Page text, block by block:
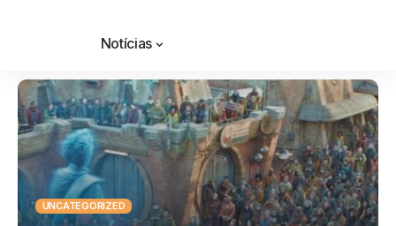
Notícias
UNCATEGORIZED